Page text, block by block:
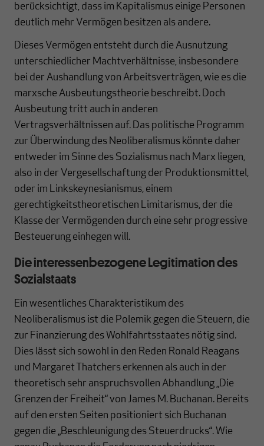
berücksichtigt, dass im Kapitalismus einige Personen
deutlich mehr Vermögen besitzen als andere.
Dieses Vermögen entsteht durch die Ausnutzung
unterschiedlicher Machtverhältnisse, insbesondere
bei der Aushandlung von Arbeitsverträgen, wie es die
marxsche Ausbeutungstheorie beschreibt. Doch
Ausbeutung tritt auch in anderen
Vertragsverhältnissen auf. Das politische Programm
zur Überwindung des Neoliberalismus könnte daher
entweder im Sinne des Sozialismus nach Marx liegen,
also in der Vergesellschaftung der Produktionsmittel,
oder im Linkskeynesianismus, einem
gerechtigkeitstheoretischen Limitarismus, der die
Klasse der Vermögenden durch eine sehr progressive
Besteuerung einhegen will.
Die interessenbezogene Legitimation des
Sozialstaats
Ein wesentliches Charakteristikum des
Neoliberalismus ist die Polemik gegen die Steuern, die
zur Finanzierung des Wohlfahrtsstaates nötig sind.
Dies lässt sich sowohl in den Reden Ronald Reagans
und Margaret Thatchers erkennen als auch in der
theoretisch sehr anspruchsvollen Abhandlung „Die
Grenzen der Freiheit“ von James M. Buchanan. Bereits
auf den ersten Seiten positioniert sich Buchanan
gegen die „Beschleunigung des Steuerdrucks“. Wie